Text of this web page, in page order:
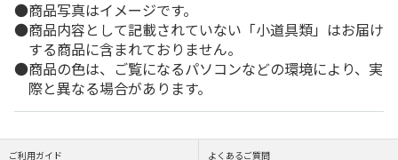
商品写真はイメージです。
商品内容として記載されていない「小道具類」はお届け
する商品に含まれておりません。
商品の色は、ご覧になるパソコンなどの環境により、実
際と異なる場合があります。
ご利用ガイド よくあるご質問